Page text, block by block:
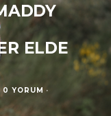
ELDE
0 YORUM ·